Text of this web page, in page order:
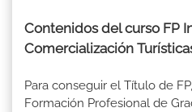
Contenidos del curso FP
Comercialización
Para conseguir el Título de
Formación Profesional de